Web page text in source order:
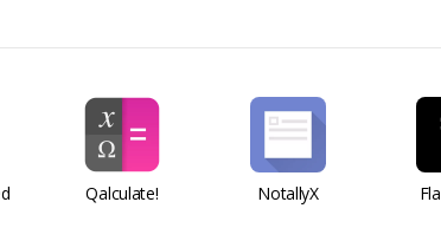
Qalculate! NotallyX